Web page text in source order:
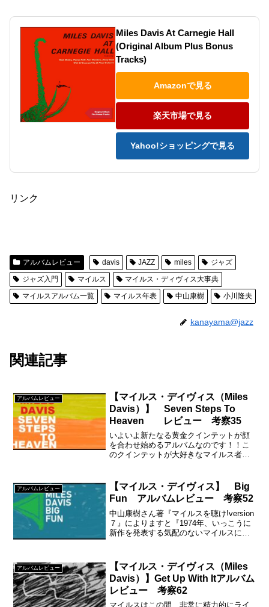
Miles Davis At Carnegie Hall
(Original Album Plus Bonus
Tracks)
Amazonで見る
楽天市場で見る
Yahoo!ショッピングで見る
リンク
アルバムレビュー davis JAZZ miles
ジャズ
ジャズ入門
マイルス
マイルス・ディヴィス大事典
マイルスアルバム一覧
マイルス年表 中山康樹 小川隆夫
kanayama@jazz
関連記事
アルバムレビュー
【マイルス・デイヴィス（Miles
Davis）】 Seven Steps To
Heaven レビュー 考察35
いよいよ新たなる黄金クインテットが顔
を合わせ始めるアルバムなのです！！こ
のクインテットが大好きなマイルス者、
Williams
アルバムレビュー
【マイルス・デイヴィス】 Big
Fun アルバムレビュー 考察52
中山康樹さん著『マイルスを聴け!version
７』によりますと『1974年、いっこうに
新作を発表する気配のないマイルスに業
ットを装って出したオムニバス盤』
アルバムレビュー
【マイルス・デイヴィス（Miles
Davis）】Get Up With Itアルバム
レビュー 考察62
マイルスはこの間、非常に精力的にライ